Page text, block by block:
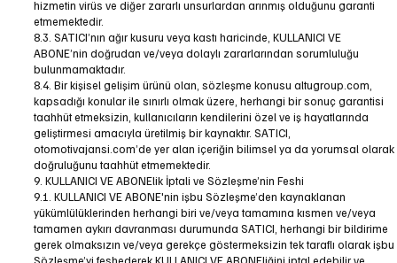
hizmetin virüs ve diğer zararlı unsurlardan arınmış olduğunu garanti
etmemektedir.
8.3. SATICI’nın ağır kusuru veya kastı haricinde, KULLANICI VE
ABONE’nin doğrudan ve/veya dolaylı zararlarından sorumluluğu
bulunmamaktadır.
8.4. Bir kişisel gelişim ürünü olan, sözleşme konusu altugroup.com,
kapsadığı konular ile sınırlı olmak üzere, herhangi bir sonuç garantisi
taahhüt etmeksizin, kullanıcıların kendilerini özel ve iş hayatlarında
geliştirmesi amacıyla üretilmiş bir kaynaktır. SATICI,
otomotivajansi.com’de yer alan içeriğin bilimsel ya da yorumsal olarak
doğruluğunu taahhüt etmemektedir.
9. KULLANICI VE ABONElik İptali ve Sözleşme’nin Feshi
9.1. KULLANICI VE ABONE'nin işbu Sözleşme’den kaynaklanan
yükümlülüklerinden herhangi biri ve/veya tamamına kısmen ve/veya
tamamen aykırı davranması durumunda SATICI, herhangi bir bildirime
gerek olmaksızın ve/veya gerekçe göstermeksizin tek taraflı olarak işbu